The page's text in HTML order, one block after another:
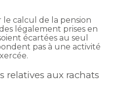
le calcul de la pension
légalement prises en
écartées au seul
pas à une activité
relatives aux rachats